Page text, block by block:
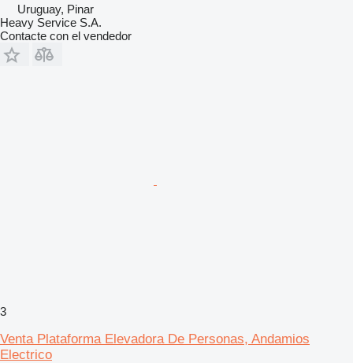
Uruguay, Pinar
Heavy Service S.A.
Contacte con el vendedor
3
Venta Plataforma Elevadora De Personas, Andamios
Electrico